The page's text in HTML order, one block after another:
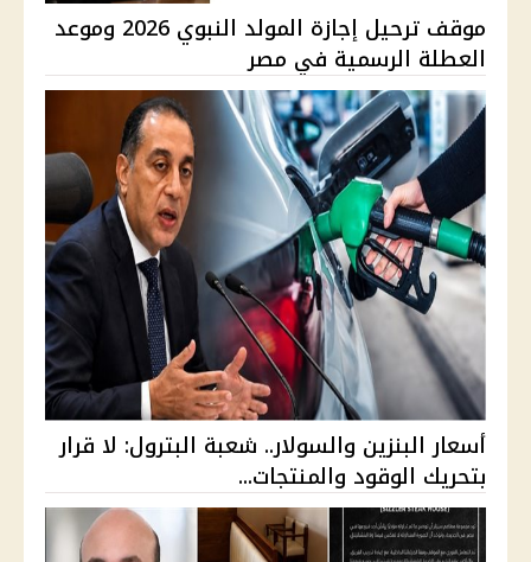
موقف ترحيل إجازة المولد النبوي 2026 وموعد
العطلة الرسمية في مصر
أسعار البنزين والسولار.. شعبة البترول: لا قرار
بتحريك الوقود والمنتجات...